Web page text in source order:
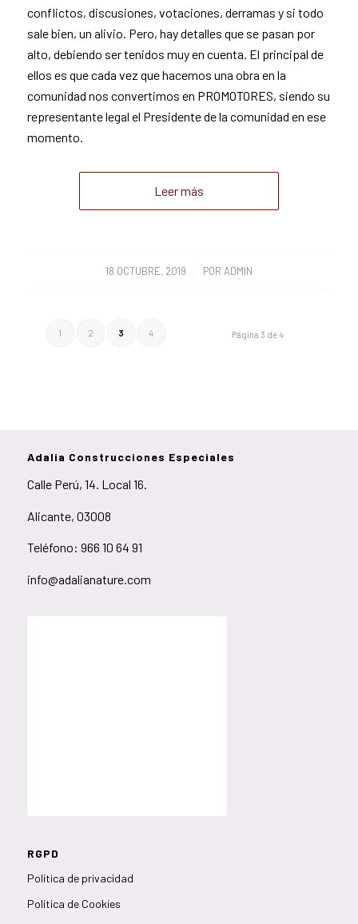
conflictos, discusiones, votaciones, derramas y si todo
sale bien, un alivio. Pero, hay detalles que se pasan por
alto, debiendo ser tenidos muy en cuenta. El principal de
ellos es que cada vez que hacemos una obra en la
comunidad nos convertimos en PROMOTORES, siendo su
representante legal el Presidente de la comunidad en ese
momento.
Leer más
18 OCTUBRE, 2019
/ POR ADMIN
Página 3 de 4
1 2 3 4
Adalia Construcciones Especiales
Calle Perú, 14. Local 16.
Alicante, 03008
Teléfono: 966 10 64 91
info@adalianature.com
RGPD
Política de privacidad
Política de Cookies